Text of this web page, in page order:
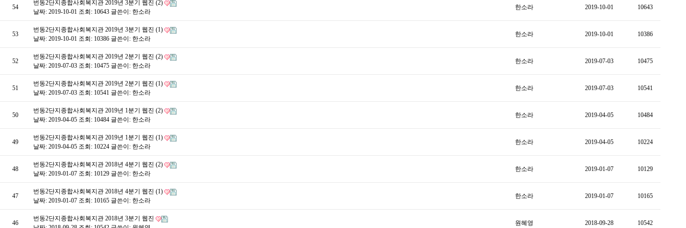
54
번동2단지종합사회복지관 2019년 3분기 웹진 (2)
날짜: 2019-10-01 조회: 10643 글쓴이: 한소라
한소라 2019-10-01 10643
53
번동2단지종합사회복지관 2019년 3분기 웹진 (1)
날짜: 2019-10-01 조회: 10386 글쓴이: 한소라
한소라 2019-10-01 10386
52
번동2단지종합사회복지관 2019년 2분기 웹진 (2)
날짜: 2019-07-03 조회: 10475 글쓴이: 한소라
한소라 2019-07-03 10475
51
번동2단지종합사회복지관 2019년 2분기 웹진 (1)
날짜: 2019-07-03 조회: 10541 글쓴이: 한소라
한소라 2019-07-03 10541
50
번동2단지종합사회복지관 2019년 1분기 웹진 (2)
날짜: 2019-04-05 조회: 10484 글쓴이: 한소라
한소라 2019-04-05 10484
49
번동2단지종합사회복지관 2019년 1분기 웹진 (1)
날짜: 2019-04-05 조회: 10224 글쓴이: 한소라
한소라 2019-04-05 10224
48
번동2단지종합사회복지관 2018년 4분기 웹진 (2)
날짜: 2019-01-07 조회: 10129 글쓴이: 한소라
한소라 2019-01-07 10129
47
번동2단지종합사회복지관 2018년 4분기 웹진 (1)
날짜: 2019-01-07 조회: 10165 글쓴이: 한소라
한소라 2019-01-07 10165
46
번동2단지종합사회복지관 2018년 3분기 웹진
원혜영 2018-09-28 10542